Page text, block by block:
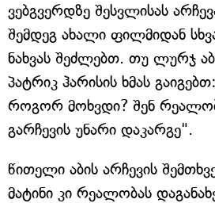
ვებგვერდზე შესვლისას
შემდეგ ახალი ფილმიდან
ნახვას შეძლებთ. თუ ლურჯ
პატრიკ ჰარისის ხმას
როგორ მოხვდი? შენ
გარჩევის უნარი დაკარგე".
წითელი აბის არჩევის
მატინი კი რეალობას